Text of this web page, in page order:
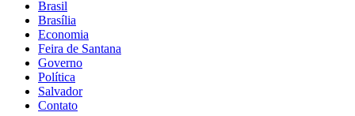
Brasil
Brasília
Economia
Feira de Santana
Governo
Política
Salvador
Contato